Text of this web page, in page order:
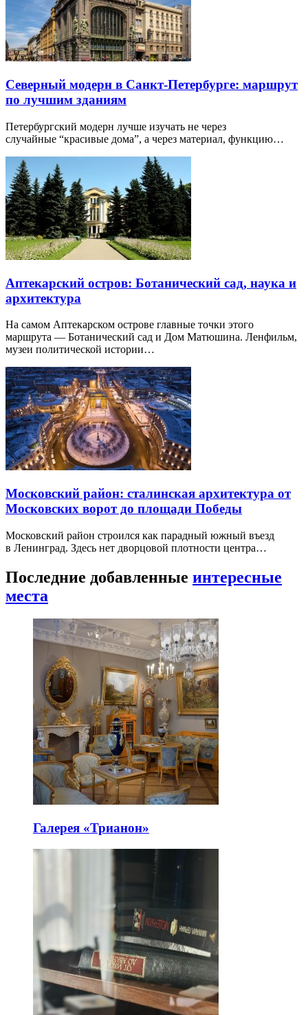
Северный модерн в Санкт-Петербурге: маршрут
по лучшим зданиям
Петербургский модерн лучше изучать не через
случайные “красивые дома”, а через материал, функцию…
Аптекарский остров: Ботанический сад, наука и
архитектура
На самом Аптекарском острове главные точки этого
маршрута — Ботанический сад и Дом Матюшина. Ленфильм,
музеи политической истории…
Московский район: сталинская архитектура от
Московских ворот до площади Победы
Московский район строился как парадный южный въезд
в Ленинград. Здесь нет дворцовой плотности центра…
Последние добавленные интересные
места
Галерея «Трианон»